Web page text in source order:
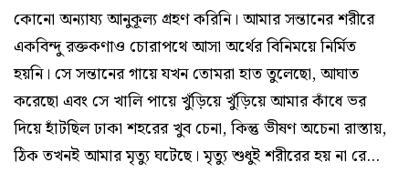
কোনো অন্যায্য আনুকূল্য গ্রহণ করিনি। আমার সন্তানের শরীরে
একবিন্দু রক্তকণাও চোরাপথে আসা অর্থের বিনিময়ে নির্মিত
হয়নি। সে সন্তানের গায়ে যখন তোমরা হাত তুলেছো, আঘাত
করেছো এবং সে খালি পায়ে খুঁড়িয়ে খুঁড়িয়ে আমার কাঁধে ভর
দিয়ে হাঁটছিল ঢাকা শহরের খুব চেনা, কিন্তু ভীষণ অচেনা রাস্তায়,
ঠিক তখনই আমার মৃত্যু ঘটেছে। মৃত্যু শুধুই শরীরের হয় না রে...